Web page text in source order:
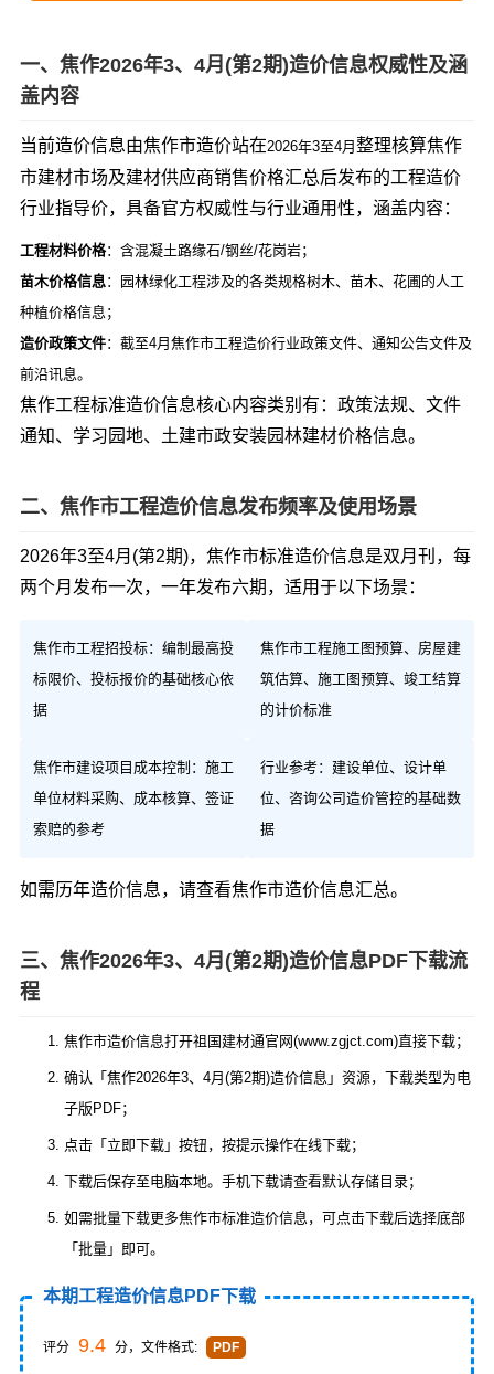
一、焦作2026年3、4月(第2期)造价信息权威性及涵
盖内容
当前造价信息由焦作市造价站在2026年3至4月 整理核算焦作
市建材市场及建材供应商销售价格汇总后发布的工程造价
行业指导价，具备官方权威性与行业通用性，涵盖内容：
工程材料价格：含混凝土路缘石/钢丝/花岗岩；
苗木价格信息：园林绿化工程涉及的各类规格树木、苗木、花圃的人工
种植价格信息；
造价政策文件：截至4月焦作市工程造价行业政策文件、通知公告文件及
前沿讯息。
焦作工程标准造价信息核心内容类别有：政策法规、文件
通知、学习园地、土建市政安装园林建材价格信息。
二、焦作市工程造价信息发布频率及使用场景
2026年3至4月(第2期)，焦作市标准造价信息是双月刊，每
两个月发布一次，一年发布六期，适用于以下场景：
焦作市工程招投标：编制最高投
标限价、投标报价的基础核心依
据
焦作市工程施工图预算、房屋建
筑估算、施工图预算、竣工结算
的计价标准
焦作市建设项目成本控制：施工
单位材料采购、成本核算、签证
索赔的参考
行业参考：建设单位、设计单
位、咨询公司造价管控的基础数
据
如需历年造价信息，请查看焦作市造价信息汇总。
三、焦作2026年3、4月(第2期)造价信息PDF下载流
程
焦作市造价信息打开祖国建材通官网(www.zgjct.com)直接下载；
确认「焦作2026年3、4月(第2期)造价信息」资源，下载类型为电
子版PDF；
点击「立即下载」按钮，按提示操作在线下载；
下载后保存至电脑本地。手机下载请查看默认存储目录；
如需批量下载更多焦作市标准造价信息，可点击下载后选择底部
「批量」即可。
本期工程造价信息PDF下载
评分 9.4 分，文件格式: PDF